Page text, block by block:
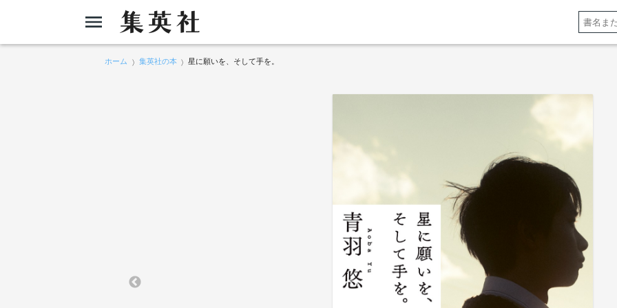
ホーム 集英社の本 星に願いを、そして手を。